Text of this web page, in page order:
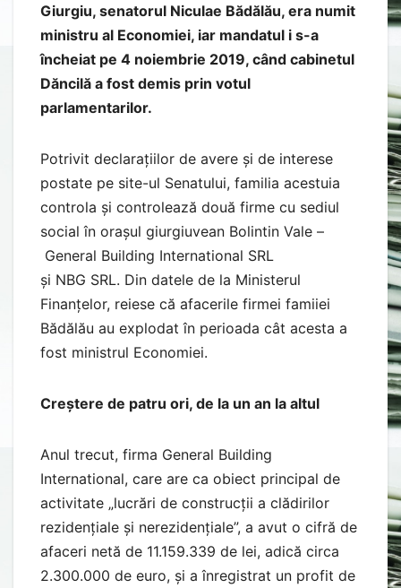
Giurgiu, senatorul Niculae Bădălău, era numit
ministru al Economiei, iar mandatul i s-a
încheiat pe 4 noiembrie 2019, când cabinetul
Dăncilă a fost demis prin votul
parlamentarilor.
Potrivit declarațiilor de avere și de interese
postate pe site-ul Senatului, familia acestuia
controla și controlează două firme cu sediul
social în orașul giurgiuvean Bolintin Vale –
General Building International SRL
și NBG SRL. Din datele de la Ministerul
Finanțelor, reiese că afacerile firmei famiiei
Bădălău au explodat în perioada cât acesta a
fost ministrul Economiei.
Creștere de patru ori, de la un an la altul
Anul trecut, firma General Building
International, care are ca obiect principal de
activitate „lucrări de construcții a clădirilor
rezidențiale și nerezidențiale”, a avut o cifră de
afaceri netă de 11.159.339 de lei, adică circa
2.300.000 de euro, și a înregistrat un profit de